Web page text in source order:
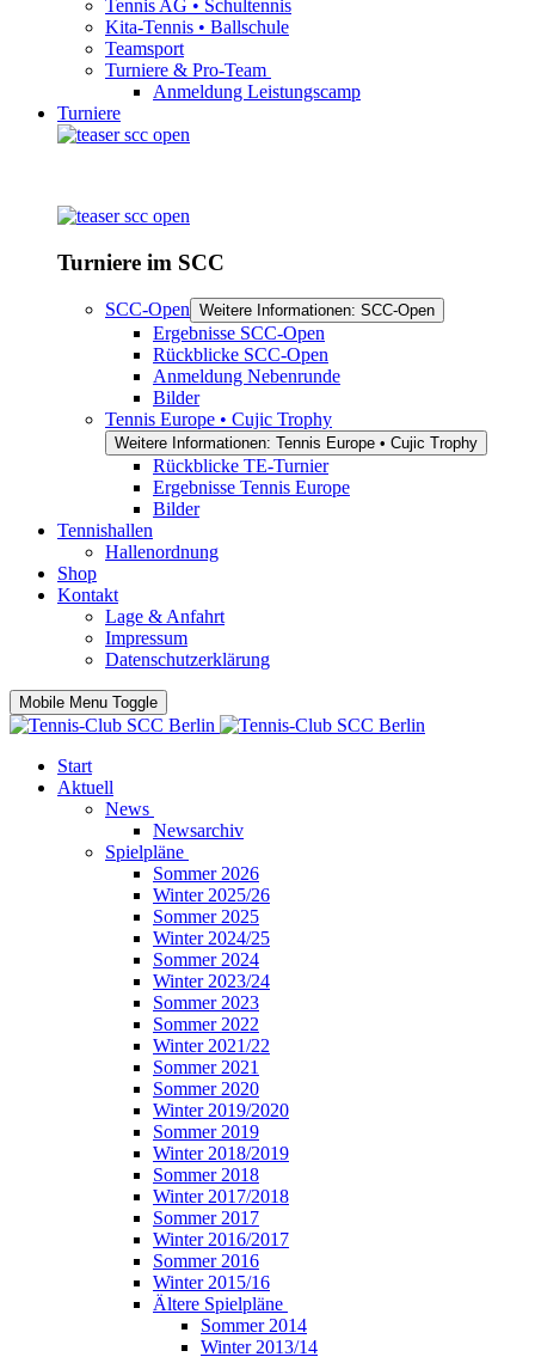
Tennis AG • Schultennis
Kita-Tennis • Ballschule
Teamsport
Turniere & Pro-Team
Anmeldung Leistungscamp
Turniere
Turniere im SCC
SCC-Open Weitere Informationen: SCC-Open
Ergebnisse SCC-Open
Rückblicke SCC-Open
Anmeldung Nebenrunde
Bilder
Tennis Europe • Cujic Trophy
Weitere Informationen: Tennis Europe • Cujic Trophy
Rückblicke TE-Turnier
Ergebnisse Tennis Europe
Bilder
Tennishallen
Hallenordnung
Shop
Kontakt
Lage & Anfahrt
Impressum
Datenschutzerklärung
Mobile Menu Toggle
Start
Aktuell
News
Newsarchiv
Spielpläne
Sommer 2026
Winter 2025/26
Sommer 2025
Winter 2024/25
Sommer 2024
Winter 2023/24
Sommer 2023
Sommer 2022
Winter 2021/22
Sommer 2021
Sommer 2020
Winter 2019/2020
Sommer 2019
Winter 2018/2019
Sommer 2018
Winter 2017/2018
Sommer 2017
Winter 2016/2017
Sommer 2016
Winter 2015/16
Ältere Spielpläne
Sommer 2014
Winter 2013/14